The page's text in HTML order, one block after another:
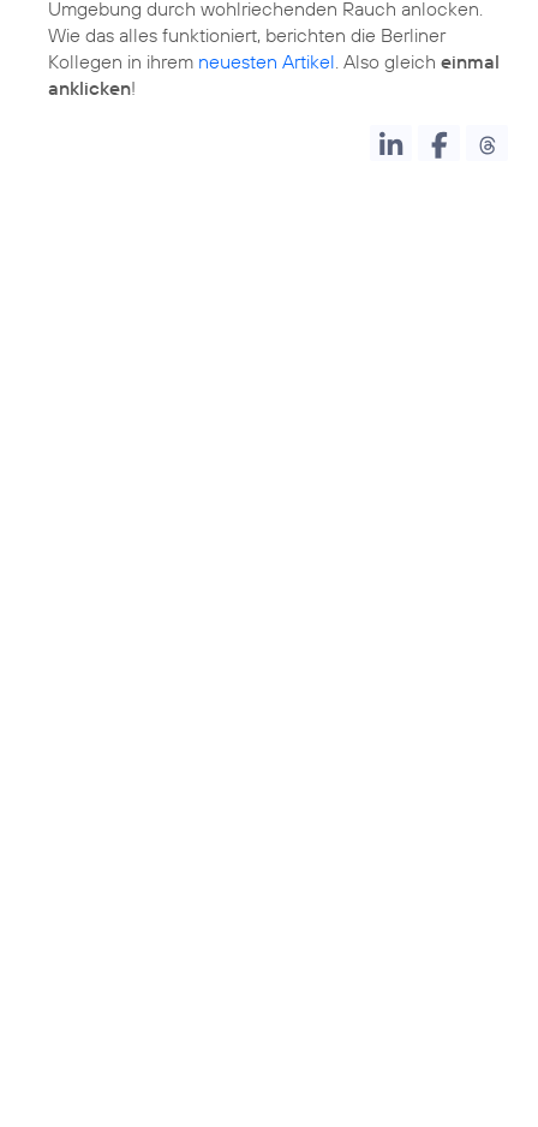
Umgebung durch wohlriechenden Rauch anlocken.
Wie das alles funktioniert, berichten die Berliner
Kollegen in ihrem neuesten Artikel . Also gleich einmal
anklicken!